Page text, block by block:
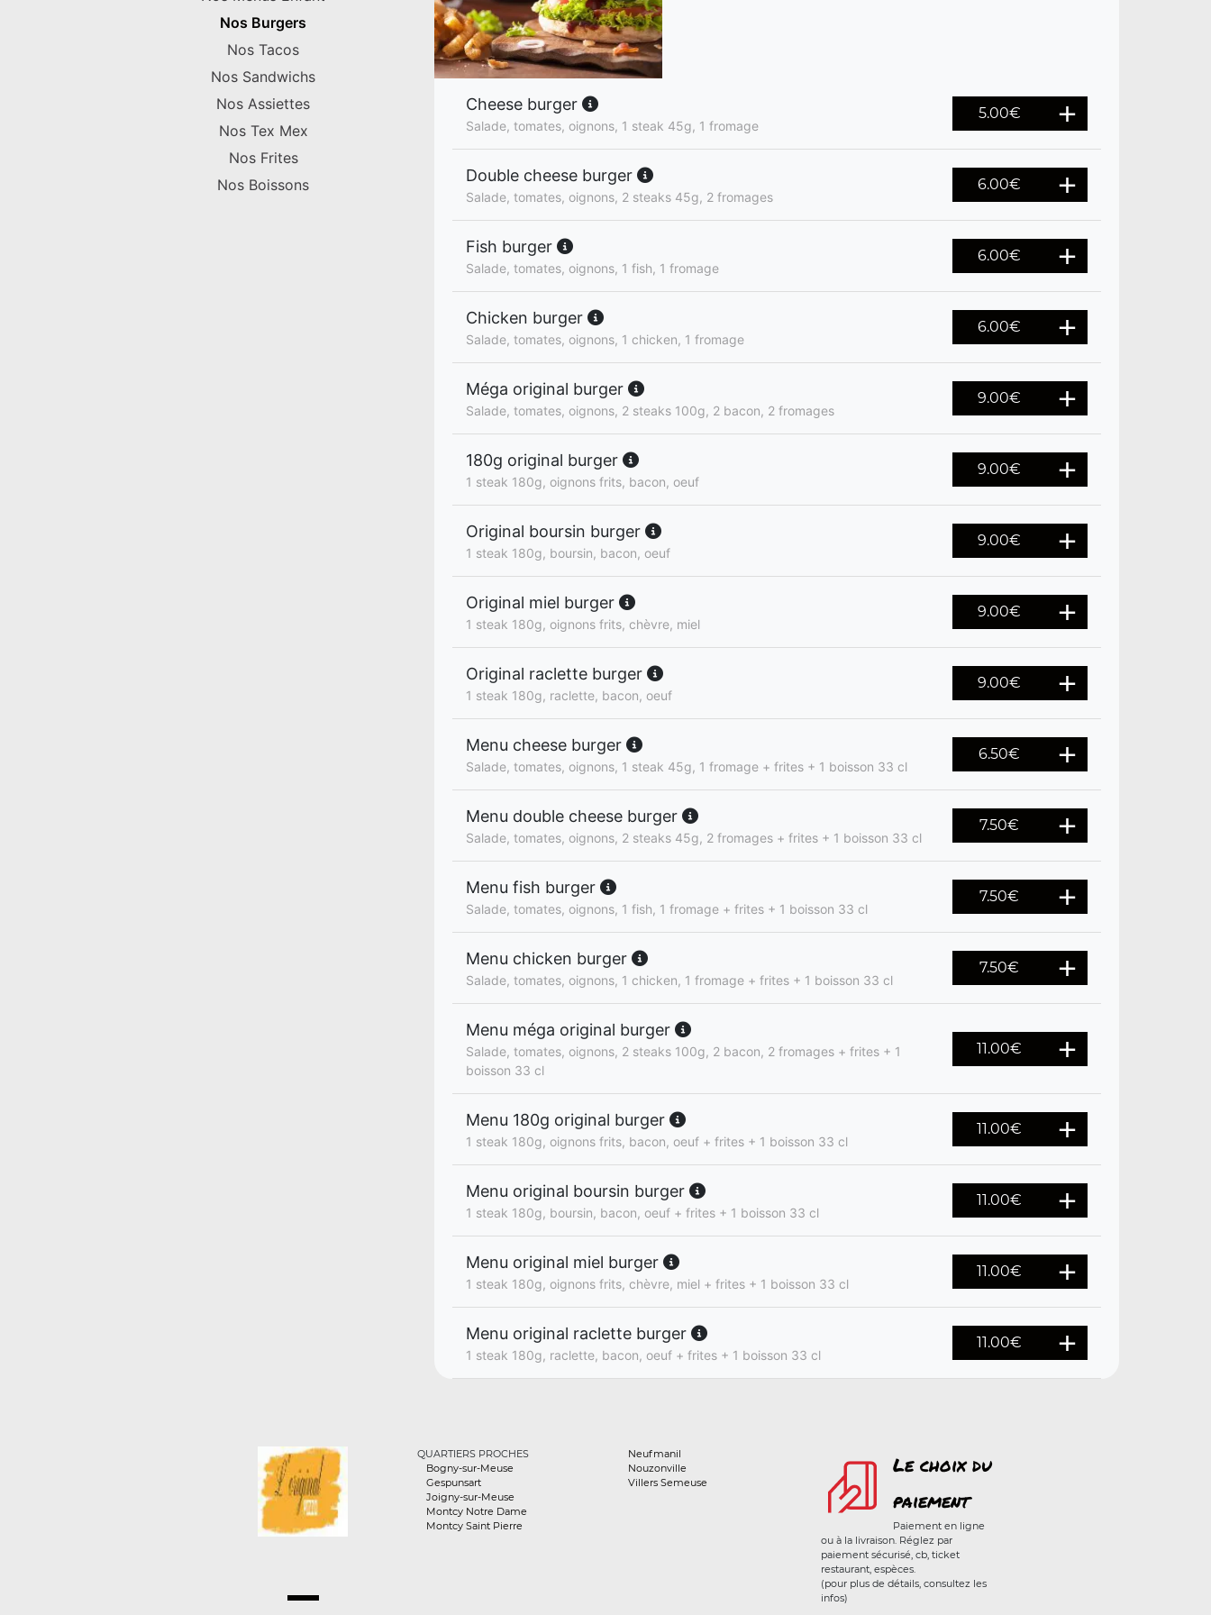
Nos Burgers
Nos Tacos
Nos Sandwichs
Nos Assiettes
Nos Tex Mex
Nos Frites
Nos Boissons
Cheese burger
Salade, tomates, oignons, 1 steak 45g, 1 fromage
5.00€
Double cheese burger
Salade, tomates, oignons, 2 steaks 45g, 2 fromages
6.00€
Fish burger
Salade, tomates, oignons, 1 fish, 1 fromage
6.00€
Chicken burger
Salade, tomates, oignons, 1 chicken, 1 fromage
6.00€
Méga original burger
Salade, tomates, oignons, 2 steaks 100g, 2 bacon, 2 fromages
9.00€
180g original burger
1 steak 180g, oignons frits, bacon, oeuf
9.00€
Original boursin burger
1 steak 180g, boursin, bacon, oeuf
9.00€
Original miel burger
1 steak 180g, oignons frits, chèvre, miel
9.00€
Original raclette burger
1 steak 180g, raclette, bacon, oeuf
9.00€
Menu cheese burger
Salade, tomates, oignons, 1 steak 45g, 1 fromage + frites + 1 boisson 33 cl
6.50€
Menu double cheese burger
Salade, tomates, oignons, 2 steaks 45g, 2 fromages + frites + 1 boisson 33 cl
7.50€
Menu fish burger
Salade, tomates, oignons, 1 fish, 1 fromage + frites + 1 boisson 33 cl
7.50€
Menu chicken burger
Salade, tomates, oignons, 1 chicken, 1 fromage + frites + 1 boisson 33 cl
7.50€
Menu méga original burger
Salade, tomates, oignons, 2 steaks 100g, 2 bacon, 2 fromages + frites + 1
boisson 33 cl
11.00€
Menu 180g original burger
1 steak 180g, oignons frits, bacon, oeuf + frites + 1 boisson 33 cl
11.00€
Menu original boursin burger
1 steak 180g, boursin, bacon, oeuf + frites + 1 boisson 33 cl
11.00€
Menu original miel burger
1 steak 180g, oignons frits, chèvre, miel + frites + 1 boisson 33 cl
11.00€
Menu original raclette burger
1 steak 180g, raclette, bacon, oeuf + frites + 1 boisson 33 cl
11.00€
QUARTIERS PROCHES
Bogny-sur-Meuse
Gespunsart
Joigny-sur-Meuse
Montcy Notre Dame
Montcy Saint Pierre
Neufmanil
Nouzonville
Villers Semeuse
Le choix du
paiement
Paiement en ligne
ou à la livraison. Réglez par
paiement sécurisé, cb, ticket
restaurant, espèces.
(pour plus de détails, consultez les
infos)